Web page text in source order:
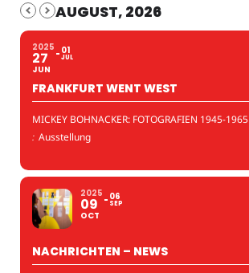
AUGUST, 2026
2025
27
JUN
01
JUL
FRANKFURT WENT WEST
MICKEY BOHNACKER: FOTOGRAFIEN 1945-1965
: Ausstellung
2025
09
OCT
06
SEP
NACHRICHTEN – NEWS